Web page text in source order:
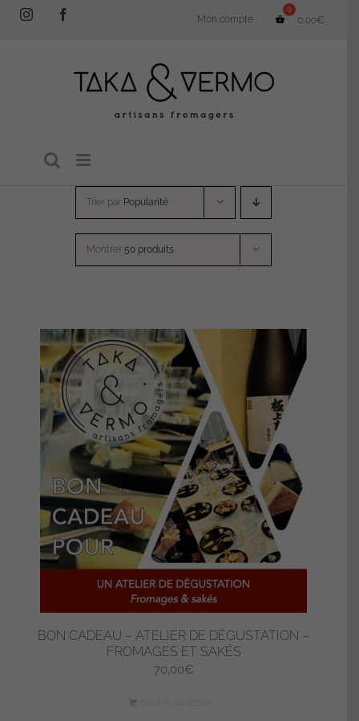
PasserInstagram Mon compte 0,00€
Trier par Popularité
Montrer 50 produits
BON CADEAU – ATELIER DE DÉGUSTATION –
FROMAGES ET SAKÉS
70,00€